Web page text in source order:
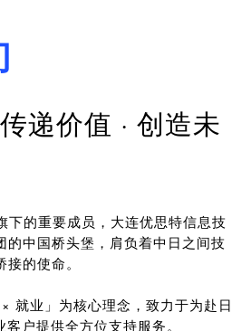
递价值 · 创造未
下的重要成员，大连优思特信息技
的中国桥头堡，肩负着中日之间技
的使命。
就业」为核心理念，致力于为赴日
户提供全方位支持服务。